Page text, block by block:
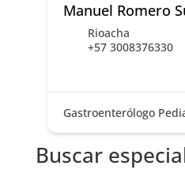
Manuel Romero
Rioacha
+57 3008376330
Gastroenterólogo
Buscar